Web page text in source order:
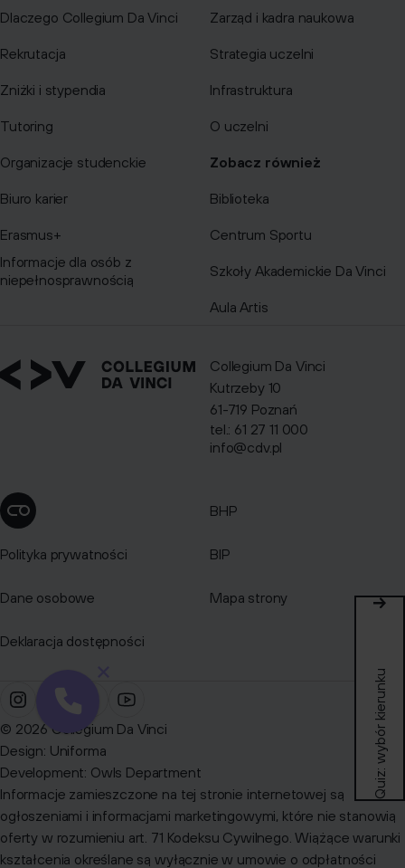
Quiz: wybór kierunku
Dlaczego Collegium Da Vinci
Rekrutacja
Zniżki i stypendia
Tutoring
Organizacje studenckie
Biuro karier
Erasmus+
Informacje dla osób z
niepełnosprawnością
Zarząd i kadra naukowa
Strategia uczelni
Infrastruktura
O uczelni
Zobacz również
Biblioteka
Centrum Sportu
Szkoły Akademickie Da Vinci
Aula Artis
Collegium Da Vinci
Kutrzeby 10
61-719 Poznań
tel.: 61 27 11 000
info@cdv.pl
Zmień ustawienia cookies
Polityka prywatności
Dane osobowe
Deklaracja dostępności
BHP
BIP
Mapa strony
© 2026 Collegium Da Vinci
Design: Uniforma
Development: Owls Department
Informacje zamieszczone na tej stronie internetowej są
ogłoszeniami i informacjami marketingowymi, które nie stanowią
oferty w rozumieniu art. 71 Kodeksu Cywilnego. Wiążące warunki
kształcenia określane są wyłącznie w umowie o odpłatności